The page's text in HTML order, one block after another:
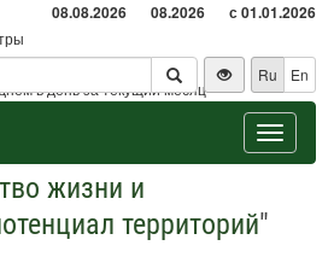
08.08.2026 08.2026 с 01.01.2026
в день за текущий месяц
Ru En
Toggle
жизни и
территорий"